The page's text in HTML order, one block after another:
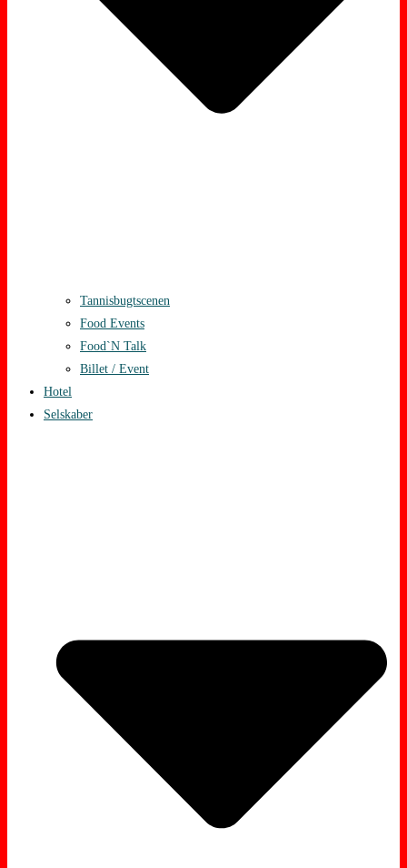
Tannisbugtscenen
Food Events
Food`N Talk
Billet / Event
Hotel
Selskaber